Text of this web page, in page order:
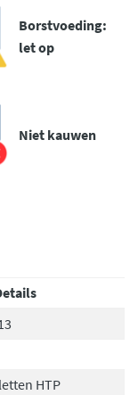
Borstvoeding:
let op
Niet kauwen
HTP